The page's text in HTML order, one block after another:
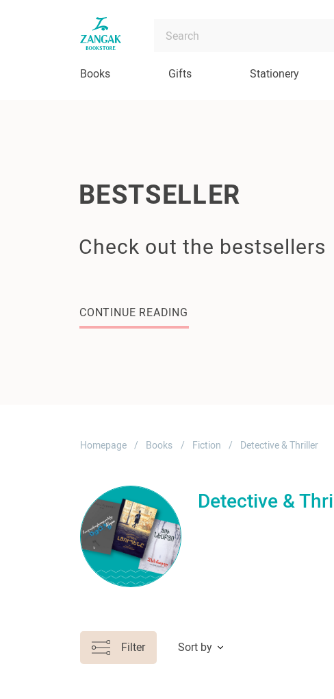
Books Gifts Stationery
BESTSELLER
Check out the bestsellers
CONTINUE READING
Homepage Books Fiction Detective & Thriller
Detective &
Filter Sort by